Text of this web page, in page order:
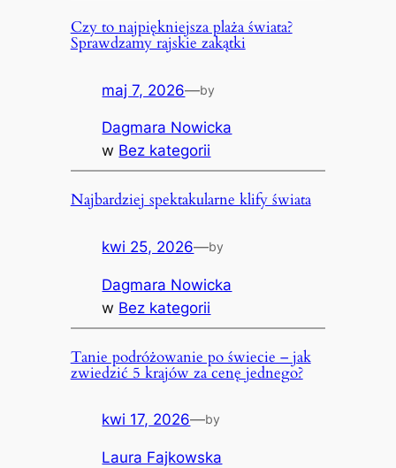
Czy to najpiękniejsza plaża świata?
Sprawdzamy rajskie zakątki
maj 7, 2026—by
Dagmara Nowicka
w Bez kategorii
Najbardziej spektakularne klify świata
kwi 25, 2026—by
Dagmara Nowicka
w Bez kategorii
Tanie podróżowanie po świecie – jak
zwiedzić 5 krajów za cenę jednego?
kwi 17, 2026—by
Laura Fajkowska